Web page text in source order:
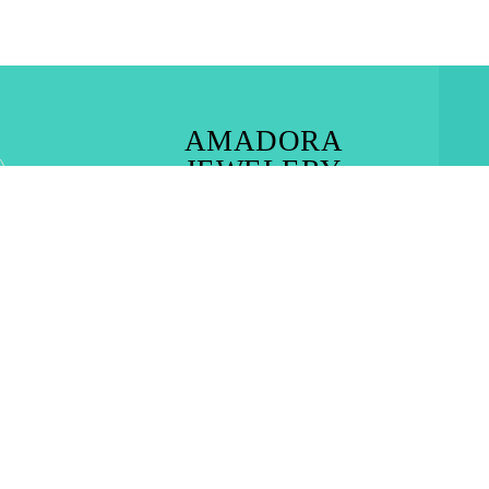
AMADORA
JEWELERY